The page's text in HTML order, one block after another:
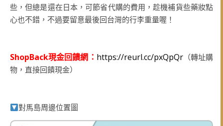
些，但總是還在日本，可節省代購的費用，趁機補貨些藥妝點
心也不錯，不過要留意最後回台灣的行李重量喔！
ShopBack現金回饋網： https://reurl.cc/pxQpQr（轉址購
物，直接回饋現金）
對馬島周邊位置圖